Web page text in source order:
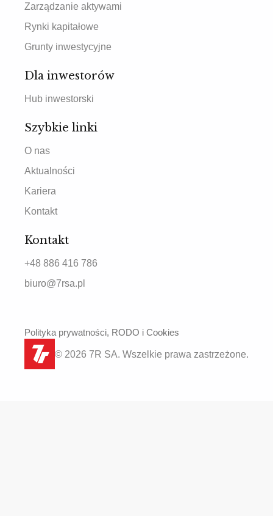
Zarządzanie aktywami
Rynki kapitałowe
Grunty inwestycyjne
Dla inwestorów
Hub inwestorski
Szybkie linki
O nas
Aktualności
Kariera
Kontakt
Kontakt
+48 886 416 786
biuro@7rsa.pl
© 2026 7R SA. Wszelkie prawa zastrzeżone.
Polityka prywatności, RODO i Cookies